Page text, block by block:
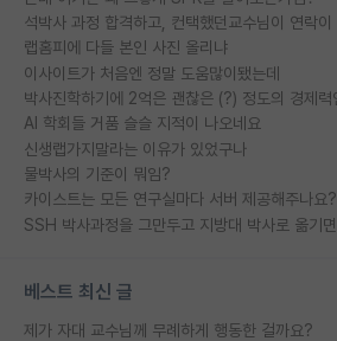
랩홈피에 다들 본인 사진 올리냐
이사이트가 처음엔 정말 도움많이됐는데
AI 학회들 거품 슬슬 지적이 나오네요
신생랩가지말라는 이유가 있었구나
물박사의 기준이 뭐임?
카이스트는 모든 연구실마다 서버 제공해주나요?
베스트 최신 글
제가 자대 교수님께 무례하게 행동한 걸까요?